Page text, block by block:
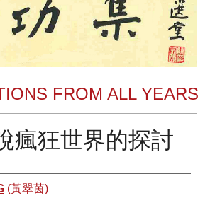
FROM ALL YEARS
瘋狂世界的探討
(黃翠茵)